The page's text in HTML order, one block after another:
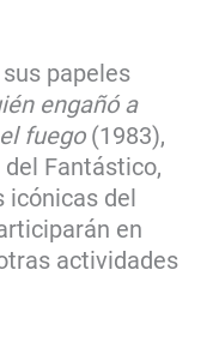
papeles
engañó a
fuego(1983),
Fantástico,
icónicas del
en
actividades